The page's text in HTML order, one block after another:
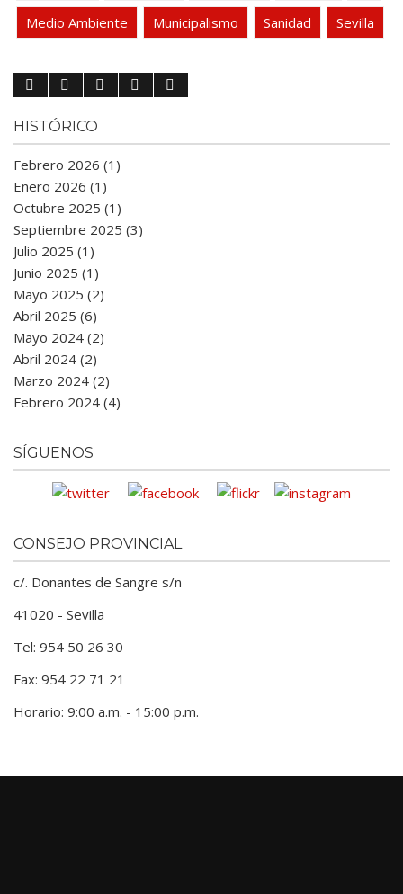
Medio Ambiente Municipalismo Sanidad Sevilla
HISTÓRICO
Febrero 2026 (1)
Enero 2026 (1)
Octubre 2025 (1)
Septiembre 2025 (3)
Julio 2025 (1)
Junio 2025 (1)
Mayo 2025 (2)
Abril 2025 (6)
Mayo 2024 (2)
Abril 2024 (2)
Marzo 2024 (2)
Febrero 2024 (4)
SÍGUENOS
CONSEJO PROVINCIAL
c/. Donantes de Sangre s/n
41020 - Sevilla
Tel: 954 50 26 30
Fax: 954 22 71 21
Horario: 9:00 a.m. - 15:00 p.m.